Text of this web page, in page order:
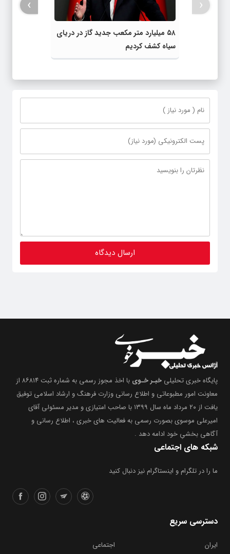
۵۸ میلیارد متر مکعب جدید گاز در دریای
سیاه کشف کردیم
‹
›
پایگاه خبری تحلیلی خبـر خـوی
با اخذ مجوز رسمی به شماره ثبت ۸۶۸۱۴ از
معاونت امور مطبوعاتی و اطلاع رسانی وزارت فرهنگ و ارشاد اسلامی توفیق
یافت از ۲۰ مرداد ماه سال ۱۳۹۹ با صاحب امتیازی و مدیر مسئولی آقای
امیرعلی موسوی بصورت رسمی به فعالیت های خبری ، اطلاع رسانی و
آگاهی بخشیِ خود ادامه دهد .
شبکه های اجتماعی
ما را در تلگرام و اینستاگرام نیز دنبال کنید
دسترسی سریع
ایران
اجتماعی